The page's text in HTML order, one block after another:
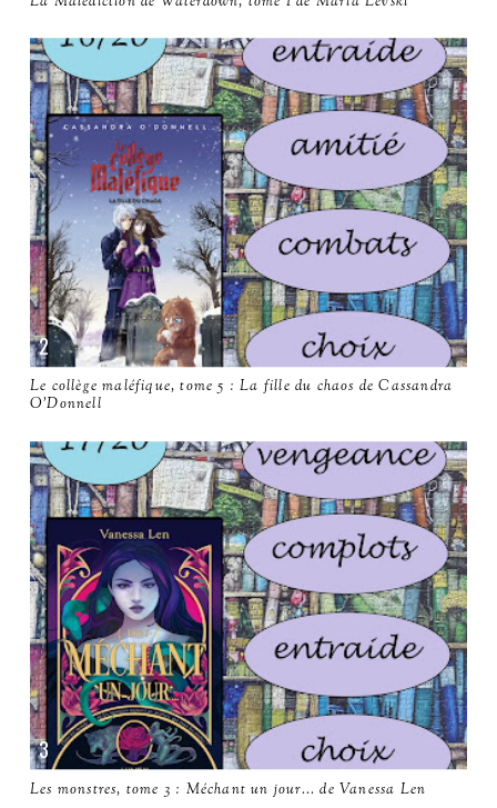
Le collège maléfique, tome 5 : La fille du chaos de Cassandra
O'Donnell
Les monstres, tome 3 : Méchant un jour... de Vanessa Len